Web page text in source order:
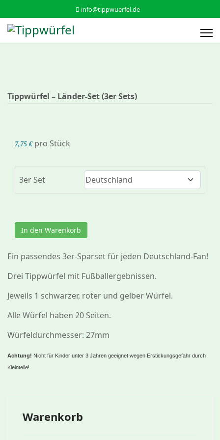
info@tippwuerfel.de
Tippwürfel – Länder-Set (3er Sets)
7,75 € pro Stück
3er Set
In den Warenkorb
Ein passendes 3er-Sparset für jeden Deutschland-Fan!
Drei Tippwürfel mit Fußballergebnissen.
Jeweils 1 schwarzer, roter und gelber Würfel.
Alle Würfel haben 20 Seiten.
Würfeldurchmesser: 27mm
Achtung! Nicht für Kinder unter 3 Jahren geeignet wegen Erstickungsgefahr durch
Kleinteile!
Warenkorb